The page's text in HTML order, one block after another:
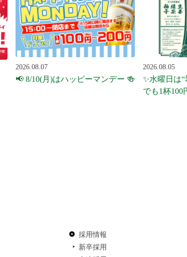
2026.08.07
📢 8/10(月)はハッピーマンデー 🍻
2026.08.05
✨水曜日は
でも1杯100
採用情報
新卒採用